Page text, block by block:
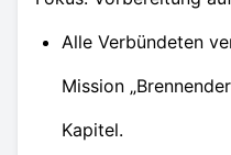
Alle Verbündeten
Mission
Kapitel.